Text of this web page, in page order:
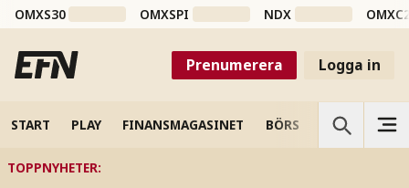
OMXS30 OMXSPI NDX
Prenumerera Logga in
START PLAY FINANSMAGASINET BÖRS VETENSKAP
TOPPNYHETER: